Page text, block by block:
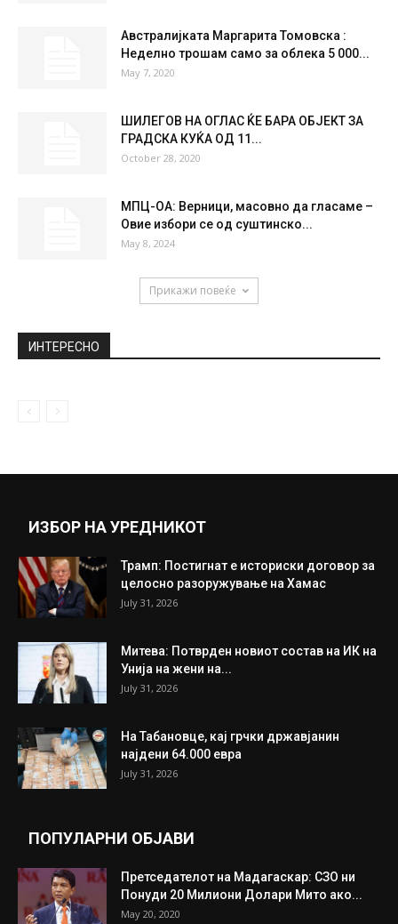
Австралијката Маргарита Томовска :
Неделно трошам само за облека 5 000...
May 7, 2020
ШИЛЕГОВ НА ОГЛАС ЌЕ БАРА ОБЈЕКТ ЗА
ГРАДСКА КУЌА ОД 11...
October 28, 2020
МПЦ-ОА: Верници, масовно да гласаме –
Овие избори се од суштинско...
May 8, 2024
Прикажи повеќе
ИНТЕРЕСНО
ИЗБОР НА УРЕДНИКОТ
Трамп: Постигнат е историски договор за
целосно разоружување на Хамас
July 31, 2026
Митева: Потврден новиот состав на ИК на
Унија на жени на...
July 31, 2026
На Табановце, кај грчки државјанин
најдени 64.000 евра
July 31, 2026
ПОПУЛАРНИ ОБЈАВИ
Претседателот на Мадагаскар: СЗО ни
Понуди 20 Милиони Долари Мито ако...
May 20, 2020